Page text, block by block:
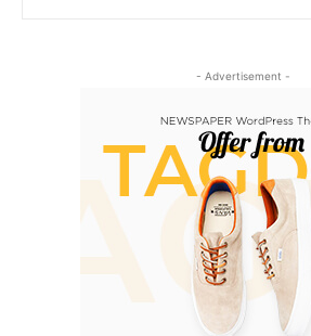
- Advertisement -